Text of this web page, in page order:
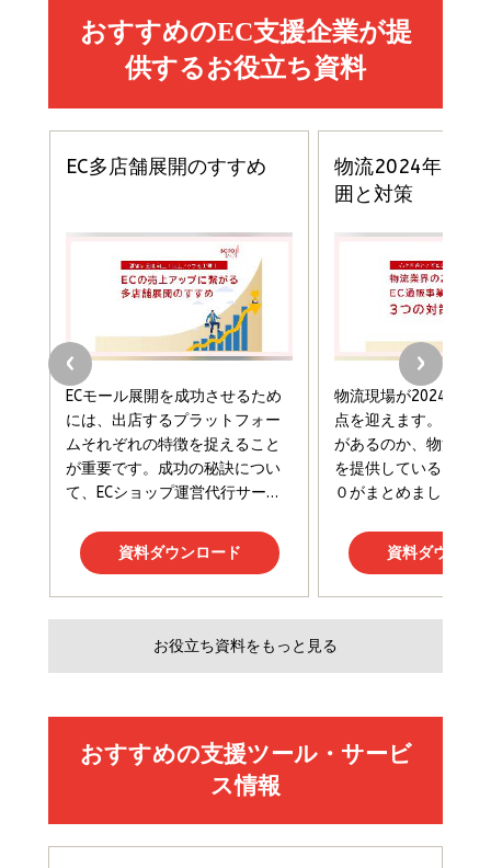
￥1,870
￥1,980
Brand Shift(ブランド・シフト): 「信頼」で選ば
れる時代の成長戦略
￥2,420
マーケティングの真実 P&G・グリコで学んだ
失敗と成長の法則
￥2,200
Amazonランキングをもっと見る
￥880
anan(アンアン)2026/06/24号 No.2500増
刊 スペシャルエディション[王道エンタメの矜
￥1,100
anan(アンアン)2026/07/08号
No.2502[2026年後半、あなたの恋と運命／山
ママ投資家が育休中に１億貯めた株式投資
￥1,870
組織の成果を最大化する ルールのデザイン
￥1,980
Amazonランキングをもっと見る
イシューからはじめよ［改訂版］――知的生産の「シ
ンプルな本質」
￥2,200
経営メモ 16年の起業家人生で得た知見
影響力の武器［新版］：人を動かす七つの原理
￥3,190
フィードバック経営 「沈黙の組織」から「高め
合う組織」へ
Amazonランキングをもっと見る